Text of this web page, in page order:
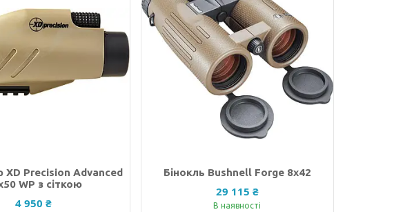
XD Precision Advanced
WP з сіткою
4 950 ₴
Бінокль Bushnell Forge 8x42
29 115 ₴
В наявності